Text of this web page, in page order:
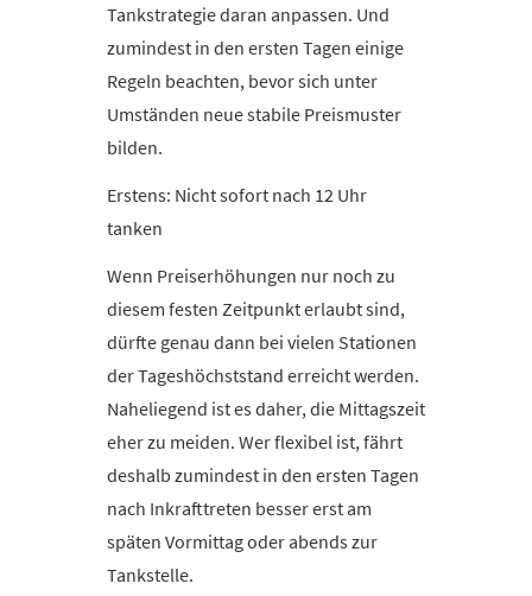
Tankstrategie daran anpassen. Und
zumindest in den ersten Tagen einige
Regeln beachten, bevor sich unter
Umständen neue stabile Preismuster
bilden.
Erstens: Nicht sofort nach 12 Uhr
tanken
Wenn Preiserhöhungen nur noch zu
diesem festen Zeitpunkt erlaubt sind,
dürfte genau dann bei vielen Stationen
der Tageshöchststand erreicht werden.
Naheliegend ist es daher, die Mittagszeit
eher zu meiden. Wer flexibel ist, fährt
deshalb zumindest in den ersten Tagen
nach Inkrafttreten besser erst am
späten Vormittag oder abends zur
Tankstelle.